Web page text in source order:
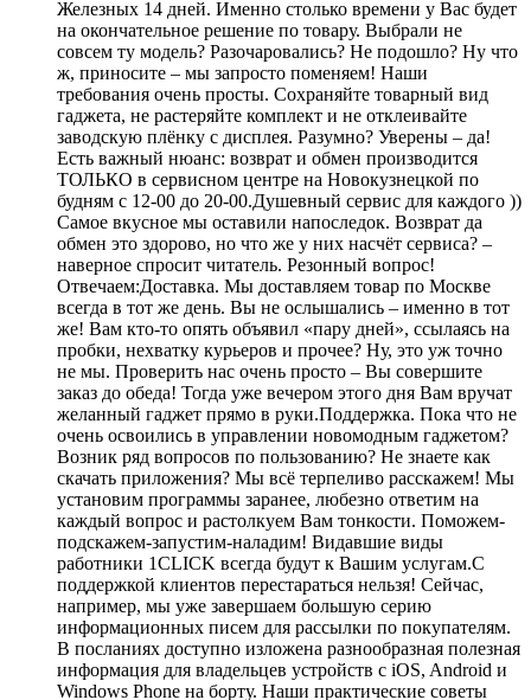
Железных 14 дней. Именно столько времени у Вас будет
на окончательное решение по товару. Выбрали не
совсем ту модель? Разочаровались? Не подошло? Ну что
ж, приносите – мы запросто поменяем! Наши
требования очень просты. Сохраняйте товарный вид
гаджета, не растеряйте комплект и не отклеивайте
заводскую плёнку с дисплея. Разумно? Уверены – да!
Есть важный нюанс: возврат и обмен производится
ТОЛЬКО в сервисном центре на Новокузнецкой по
будням с 12-00 до 20-00.Душевный сервис для каждого ))
Самое вкусное мы оставили напоследок. Возврат да
обмен это здорово, но что же у них насчёт сервиса? –
наверное спросит читатель. Резонный вопрос!
Отвечаем:Доставка. Мы доставляем товар по Москве
всегда в тот же день. Вы не ослышались – именно в тот
же! Вам кто-то опять объявил «пару дней», ссылаясь на
пробки, нехватку курьеров и прочее? Ну, это уж точно
не мы. Проверить нас очень просто – Вы совершите
заказ до обеда! Тогда уже вечером этого дня Вам вручат
желанный гаджет прямо в руки.Поддержка. Пока что не
очень освоились в управлении новомодным гаджетом?
Возник ряд вопросов по пользованию? Не знаете как
скачать приложения? Мы всё терпеливо расскажем! Мы
установим программы заранее, любезно ответим на
каждый вопрос и растолкуем Вам тонкости. Поможем-
подскажем-запустим-наладим! Видавшие виды
работники 1CLICK всегда будут к Вашим услугам.С
поддержкой клиентов перестараться нельзя! Сейчас,
например, мы уже завершаем большую серию
информационных писем для рассылки по покупателям.
В посланиях доступно изложена разнообразная полезная
информация для владельцев устройств с iOS, Android и
Windows Phone на борту. Наши практические советы